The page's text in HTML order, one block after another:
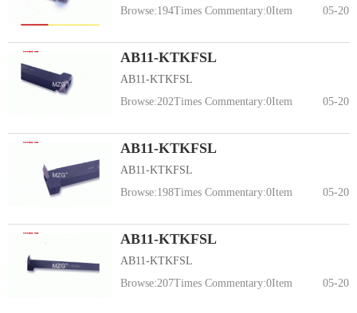
Browse:194Times Commentary:0Item 05-20
AB11-KTKFSL
AB11-KTKFSL
Browse:202Times Commentary:0Item 05-20
AB11-KTKFSL
AB11-KTKFSL
Browse:198Times Commentary:0Item 05-20
AB11-KTKFSL
AB11-KTKFSL
Browse:207Times Commentary:0Item 05-20